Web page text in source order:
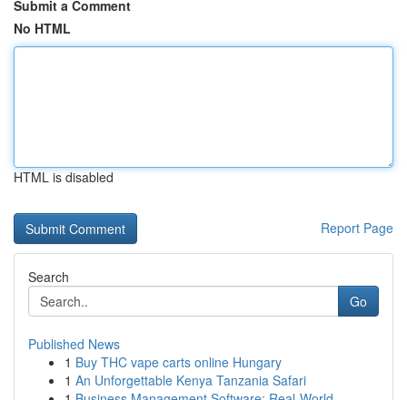
Submit a Comment
No HTML
HTML is disabled
Report Page
Search
Go
Published News
1 Buy THC vape carts online Hungary
1 An Unforgettable Kenya Tanzania Safari